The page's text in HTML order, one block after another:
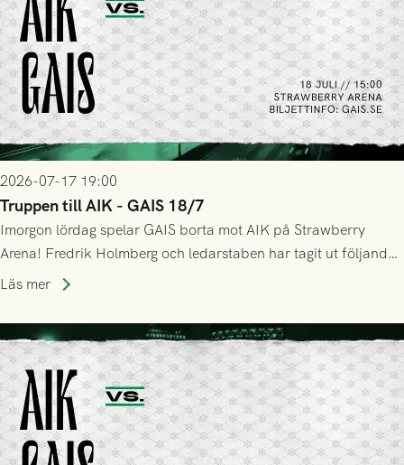
2026-07-17 19:00
Truppen till AIK - GAIS 18/7
Imorgon lördag spelar GAIS borta mot AIK på Strawberry
Arena! Fredrik Holmberg och ledarstaben har tagit ut följande
trupp till matchen:
Läs mer